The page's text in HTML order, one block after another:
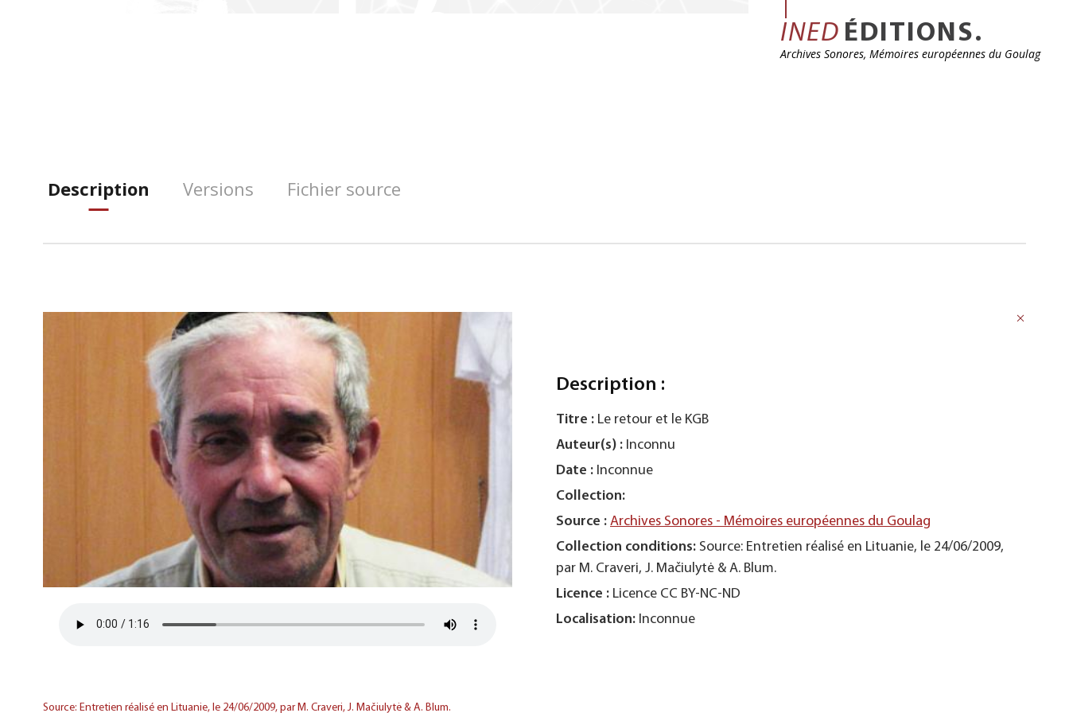
INED ÉDITIONS.
Archives Sonores, Mémoires européennes du Goulag
Description Versions Fichier source
Source: Entretien réalisé en Lituanie, le 24/06/2009, par M. Craveri, J. Mačiulytė & A. Blum.
Description :
Titre : Le retour et le KGB
Auteur(s) : Inconnu
Date : Inconnue
Collection:
Source : Archives Sonores - Mémoires européennes du Goulag
Collection conditions: Source: Entretien réalisé en Lituanie, le 24/06/2009,
par M. Craveri, J. Mačiulytė & A. Blum.
Licence : Licence CC BY-NC-ND
Localisation: Inconnue